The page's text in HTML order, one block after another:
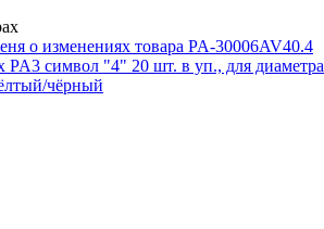
о изменениях товара PA-30006AV40.4
PA3 символ "4" 20 шт. в уп., для диаметра
чёрный